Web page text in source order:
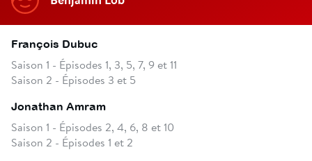
François Dubuc
Saison 1 - Épisodes 1, 3, 5, 7, 9 et 11
Saison 2 - Épisodes 3 et 5
Jonathan Amram
Saison 1 - Épisodes 2, 4, 6, 8 et 10
Saison 2 - Épisodes 1 et 2